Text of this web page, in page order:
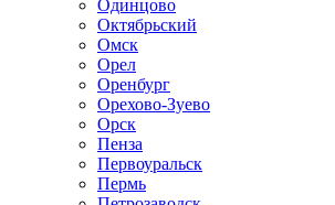
Одинцово
Октябрьский
Омск
Орел
Оренбург
Орехово-Зуево
Орск
Пенза
Первоуральск
Пермь